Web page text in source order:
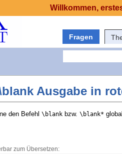
Fragen
Ausgabe in
den Befehl \blank bzw. \blank*
zum Übersetzen:
Willkommen,